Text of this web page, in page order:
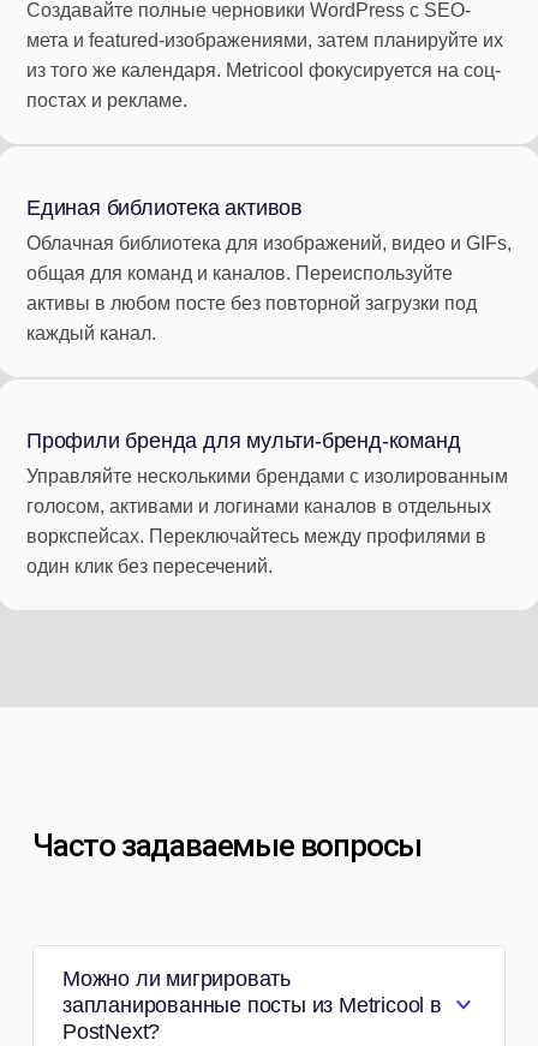
Создавайте полные черновики WordPress с SEO-
мета и featured-изображениями, затем планируйте их
из того же календаря. Metricool фокусируется на соц-
постах и рекламе.
Единая библиотека активов
Облачная библиотека для изображений, видео и GIFs,
общая для команд и каналов. Переиспользуйте
активы в любом посте без повторной загрузки под
каждый канал.
Профили бренда для мульти-бренд-команд
Управляйте несколькими брендами с изолированным
голосом, активами и логинами каналов в отдельных
воркспейсах. Переключайтесь между профилями в
один клик без пересечений.
Часто задаваемые вопросы
Можно ли мигрировать
запланированные посты из Metricool в
PostNext?